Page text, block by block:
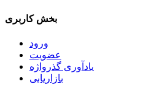
بخش کاربری
ورود
عضویت
یادآوری گذرواژه
بازاریابی